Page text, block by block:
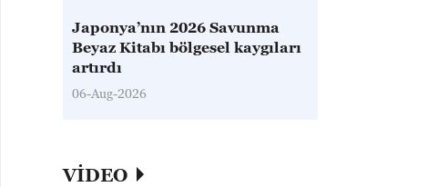
Japonya’nın 2026 Savunma
Beyaz Kitabı bölgesel kaygıları
artırdı
06-Aug-2026
VİDEO